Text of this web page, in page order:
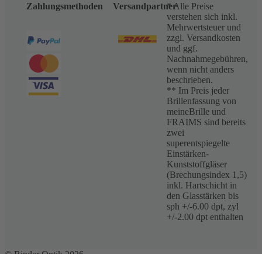
Zahlungsmethoden Versandpartner* Alle Preise
verstehen sich inkl.
Mehrwertsteuer und
zzgl. Versandkosten
und ggf.
Nachnahmegebühren,
wenn nicht anders
beschrieben.
** Im Preis jeder
Brillenfassung von
meineBrille und
FRAIMS sind bereits
zwei
superentspiegelte
Einstärken-
Kunststoffgläser
(Brechungsindex 1,5)
inkl. Hartschicht in
den Glasstärken bis
sph +/-6.00 dpt, zyl
+/-2.00 dpt enthalten